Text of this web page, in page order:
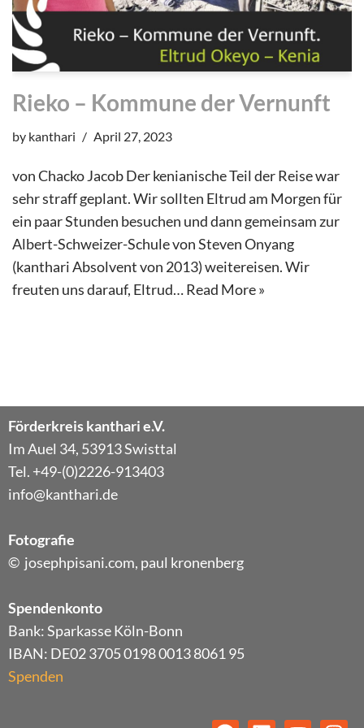
Rieko – Kommune der Vernunft
by kanthari April 27, 2023
von Chacko Jacob Der kenianische Teil der Reise war
sehr straff geplant. Wir sollten Eltrud am Morgen für
ein paar Stunden besuchen und dann gemeinsam zur
Albert-Schweizer-Schule von Steven Onyang
(kanthari Absolvent von 2013) weitereisen. Wir
freuten uns darauf, Eltrud…Read More »
Förderkreis kanthari e.V.
Im Auel 34, 53913 Swisttal
Tel. +49-(0)2226-913403
info@kanthari.de
Fotografie
© josephpisani.com, paul kronenberg
Spendenkonto
Bank: Sparkasse Köln-Bonn
IBAN: DE02 3705 0198 0013 8061 95
Spenden